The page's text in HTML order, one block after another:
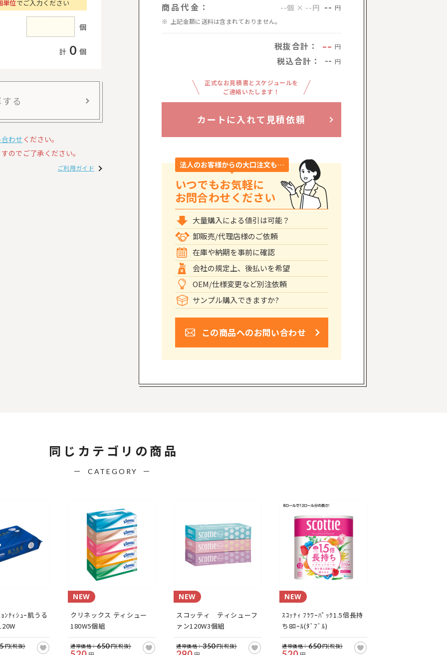
単位でご入力ください
個
計 0 個
る
わせ ください。
のでご了承ください。
ご利用ガイド
商品代金： --個 × --円 -- 円
上記金額に送料は含まれておりません。
税抜合計： -- 円
税込合計： -- 円
正式なお見積書とスケジュールを
ご連絡いたします！
カートに入れて見積依頼
法人のお客様からの大口注文も…
いつでもお気軽に
お問合わせください
大量購入による値引は可能？
卸販売/代理店様のご依頼
在庫や納期を事前に確認
会社の規定上、後払いを希望
OEM/仕様変更など別注依頼
サンプル購入できますか?
この商品へのお問い合わせ
同じカテゴリの商品
CATEGORY
ﾝﾃｨｼｭｰ肌うる
円(税抜)
NEW
クリネックス ティシュー
180W5個組
通常価格：650円(税抜)
NEW
スコッティ ティシューフ
ァン120W3個組
通常価格：350円(税抜)
NEW
ｽｺｯﾃｨ ﾌﾗﾜｰﾊﾟｯｸ1.5倍長持
ち8ﾛｰﾙ(ﾀﾞﾌﾞﾙ)
通常価格：650円(税抜)